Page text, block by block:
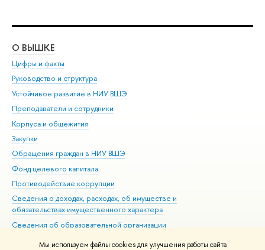
Мы используем файлы cookies для улучшения работы сайта
О ВЫШКЕ
Цифры и факты
Руководство и структура
Устойчивое развитие в НИУ ВШЭ
Преподаватели и сотрудники
Корпуса и общежития
Закупки
Обращения граждан в НИУ ВШЭ
Фонд целевого капитала
Противодействие коррупции
Сведения о доходах, расходах, об имуществе и
обязательствах имущественного характера
Сведения об образовательной организации
Людям с ограниченными возможностями здоровья